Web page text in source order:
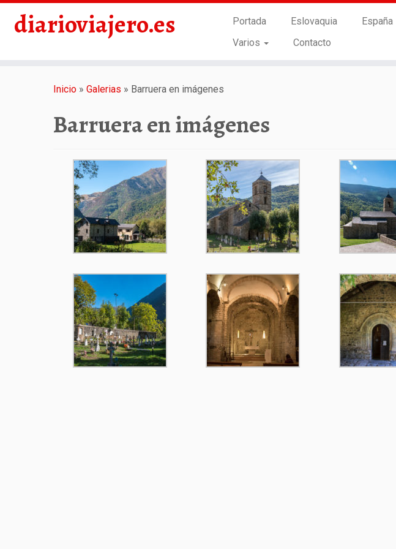
diarioviajero.es Portada Eslovaquia España
Varios
Contacto
Inicio » Galerias » Barruera en imágenes
Barruera en imágenes